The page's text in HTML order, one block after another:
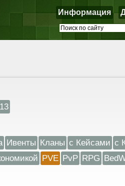
Информация
Ивенты Кланы с Кейсами с
PVE PvP RPG